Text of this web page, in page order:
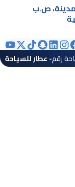
ص.ب
- عطار للسياحةرقم